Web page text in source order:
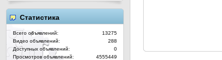
Статистика
Всего объявлений:
13275
Видео объявлений:
288
Доступных объявлений:
0
Просмотров объявлений:
4555449